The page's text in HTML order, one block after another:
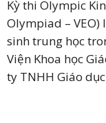
Kỳ thi Olympic
Olympiad – VEO)
sinh trung học
Viện Khoa học
ty TNHH Giáo